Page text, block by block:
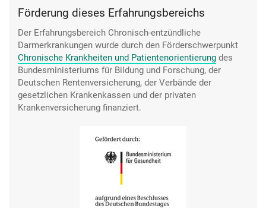
Förderung dieses Erfahrungsbereichs
Der Erfahrungsbereich Chronisch-entzündliche
Darmerkrankungen wurde durch den Förderschwerpunkt
Chronische Krankheiten und Patientenorientierung des
Bundesministeriums für Bildung und Forschung, der
Deutschen Rentenversicherung, der Verbände der
gesetzlichen Krankenkassen und der privaten
Krankenversicherung finanziert.